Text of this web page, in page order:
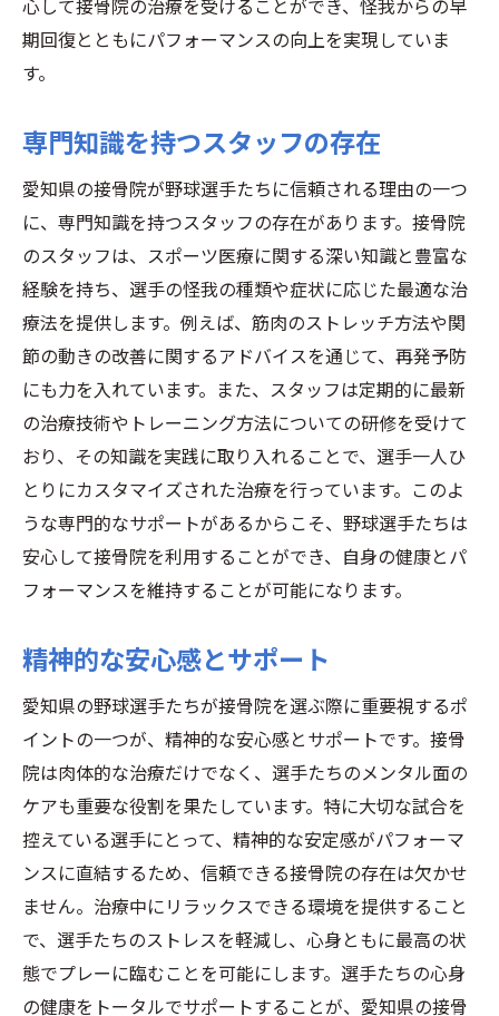
心して接骨院の治療を受けることができ、怪我からの早
期回復とともにパフォーマンスの向上を実現していま
す。
専門知識を持つスタッフの存在
愛知県の接骨院が野球選手たちに信頼される理由の一つ
に、専門知識を持つスタッフの存在があります。接骨院
のスタッフは、スポーツ医療に関する深い知識と豊富な
経験を持ち、選手の怪我の種類や症状に応じた最適な治
療法を提供します。例えば、筋肉のストレッチ方法や関
節の動きの改善に関するアドバイスを通じて、再発予防
にも力を入れています。また、スタッフは定期的に最新
の治療技術やトレーニング方法についての研修を受けて
おり、その知識を実践に取り入れることで、選手一人ひ
とりにカスタマイズされた治療を行っています。このよ
うな専門的なサポートがあるからこそ、野球選手たちは
安心して接骨院を利用することができ、自身の健康とパ
フォーマンスを維持することが可能になります。
精神的な安心感とサポート
愛知県の野球選手たちが接骨院を選ぶ際に重要視するポ
イントの一つが、精神的な安心感とサポートです。接骨
院は肉体的な治療だけでなく、選手たちのメンタル面の
ケアも重要な役割を果たしています。特に大切な試合を
控えている選手にとって、精神的な安定感がパフォーマ
ンスに直結するため、信頼できる接骨院の存在は欠かせ
ません。治療中にリラックスできる環境を提供すること
で、選手たちのストレスを軽減し、心身ともに最高の状
態でプレーに臨むことを可能にします。選手たちの心身
の健康をトータルでサポートすることが、愛知県の接骨